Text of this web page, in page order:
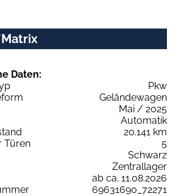
Daten:
Pkw
Geländewagen
Mai / 2025
Automatik
20.141 km
Türen
5
Schwarz
Zentrallager
ab ca. 11.08.2026
69631690_72271